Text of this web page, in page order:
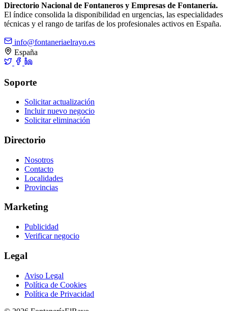
Directorio Nacional de Fontaneros y Empresas de Fontanería.
El índice consolida la disponibilidad en urgencias, las especialidades
técnicas y el rango de tarifas de los profesionales activos en España.
info@fontaneriaelrayo.es
España
Soporte
Solicitar actualización
Incluir nuevo negocio
Solicitar eliminación
Directorio
Nosotros
Contacto
Localidades
Provincias
Marketing
Publicidad
Verificar negocio
Legal
Aviso Legal
Política de Cookies
Política de Privacidad